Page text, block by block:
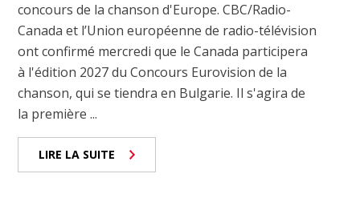
concours de la chanson d'Europe. CBC/Radio-
Canada et l’Union européenne de radio-télévision
ont confirmé mercredi que le Canada participera
à l'édition 2027 du Concours Eurovision de la
chanson, qui se tiendra en Bulgarie. Il s'agira de
la première ...
LIRE LA SUITE